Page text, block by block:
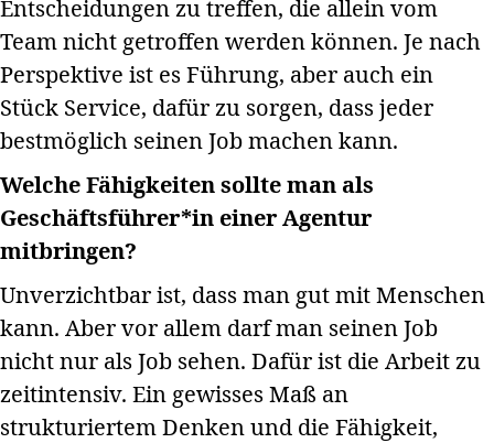
Entscheidungen zu treffen, die allein vom
Team nicht getroffen werden können. Je nach
Perspektive ist es Führung, aber auch ein
Stück Service, dafür zu sorgen, dass jeder
bestmöglich seinen Job machen kann.
Welche Fähigkeiten sollte man als
Geschäftsführer*in einer Agentur
mitbringen?
Unverzichtbar ist, dass man gut mit Menschen
kann. Aber vor allem darf man seinen Job
nicht nur als Job sehen. Dafür ist die Arbeit zu
zeitintensiv. Ein gewisses Maß an
strukturiertem Denken und die Fähigkeit,